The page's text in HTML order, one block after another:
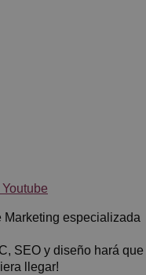
Youtube
Marketing especializada
SEO y diseño hará que
llegar!